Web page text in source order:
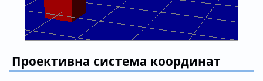
Проективна система координат